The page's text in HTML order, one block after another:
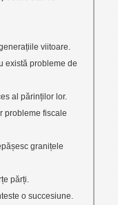
viitoare.
există probleme de
al părinților lor.
probleme fiscale
granițele
părți.
o succesiune.